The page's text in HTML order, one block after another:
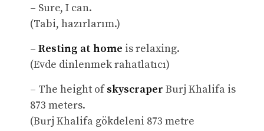
– Sure, I can.
(Tabi, hazırlarım.)
–Resting at home is relaxing.
(Evde dinlenmek rahatlatıcı)
– The height ofskyscraper Burj Khalifa is
873 meters.
(Burj Khalifa gökdeleni 873 metre